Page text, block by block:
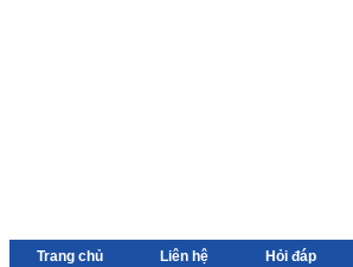
Trang chủ Liên hệ Hỏi đáp